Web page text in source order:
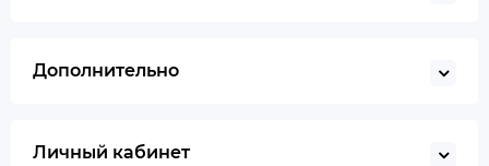
Дополнительно
Личный кабинет